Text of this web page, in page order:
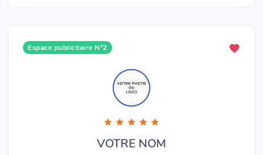
Espace publicitaire N°2
VOTRE NOM